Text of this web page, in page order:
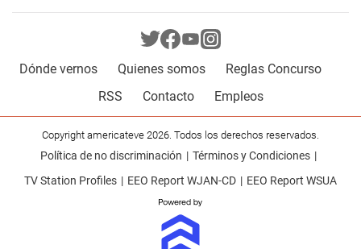
Dónde vernos Quienes somos
Reglas Concurso
RSS
Contacto Empleos
Copyright americateve 2026. Todos los derechos reservados.
Política de no discriminación
Términos y Condiciones
TV Station Profiles
EEO Report WJAN-CD EEO Report WSUA